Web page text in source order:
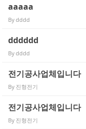
aaaaa
Bydddd
dddddd
Bydddd
전기공사업체입니다
By 진형전기
전기공사업체입니다
By 진형전기